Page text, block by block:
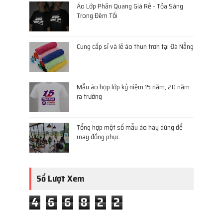
Áo Lớp Phản Quang Giá Rẻ - Tỏa Sáng
Trong Đêm Tối
Cung cấp sỉ và lẻ áo thun trơn tại Đà Nẵng
Mẫu áo họp lớp kỷ niệm 15 năm, 20 năm
ra trường
Tổng hợp một số mẫu áo hay dùng để
may đồng phục
Số Lượt Xem
4 6 6 8 2 2